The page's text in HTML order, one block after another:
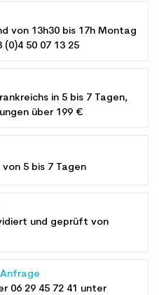
von 13h30 bis 17h Montag
50 07 13 25
in 5 bis 7 Tagen,
über 199 €
5 bis 7 Tagen
und geprüft von
06 29 45 72 41 unter